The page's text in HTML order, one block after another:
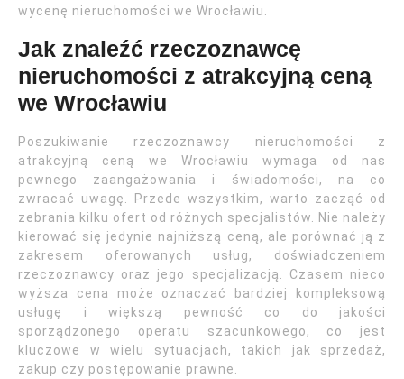
wycenę nieruchomości we Wrocławiu.
Jak znaleźć rzeczoznawcę
nieruchomości z atrakcyjną ceną
we Wrocławiu
Poszukiwanie rzeczoznawcy nieruchomości z
atrakcyjną ceną we Wrocławiu wymaga od nas
pewnego zaangażowania i świadomości, na co
zwracać uwagę. Przede wszystkim, warto zacząć od
zebrania kilku ofert od różnych specjalistów. Nie należy
kierować się jedynie najniższą ceną, ale porównać ją z
zakresem oferowanych usług, doświadczeniem
rzeczoznawcy oraz jego specjalizacją. Czasem nieco
wyższa cena może oznaczać bardziej kompleksową
usługę i większą pewność co do jakości
sporządzonego operatu szacunkowego, co jest
kluczowe w wielu sytuacjach, takich jak sprzedaż,
zakup czy postępowanie prawne.